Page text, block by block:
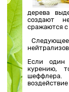
дерева
создают
сражаются
Если один
курению,